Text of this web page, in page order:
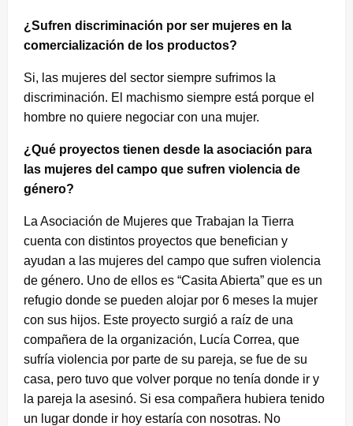
¿Sufren discriminación por ser mujeres en la
comercialización de los productos?
Si, las mujeres del sector siempre sufrimos la
discriminación. El machismo siempre está porque el
hombre no quiere negociar con una mujer.
¿Qué proyectos tienen desde la asociación para
las mujeres del campo que sufren violencia de
género?
La Asociación de Mujeres que Trabajan la Tierra
cuenta con distintos proyectos que benefician y
ayudan a las mujeres del campo que sufren violencia
de género. Uno de ellos es “Casita Abierta” que es un
refugio donde se pueden alojar por 6 meses la mujer
con sus hijos. Este proyecto surgió a raíz de una
compañera de la organización, Lucía Correa, que
sufría violencia por parte de su pareja, se fue de su
casa, pero tuvo que volver porque no tenía donde ir y
la pareja la asesinó. Si esa compañera hubiera tenido
un lugar donde ir hoy estaría con nosotras. No